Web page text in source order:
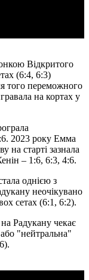
Відкритого
(6:4, 6:3)
того переможного
на кортах у
2023 року Емма
на старті зазнала
– 1:6, 6:3, 4:6.
однією з
неочікувано
сетах (6:1, 6:2).
Радукану чекає
"нейтральна"